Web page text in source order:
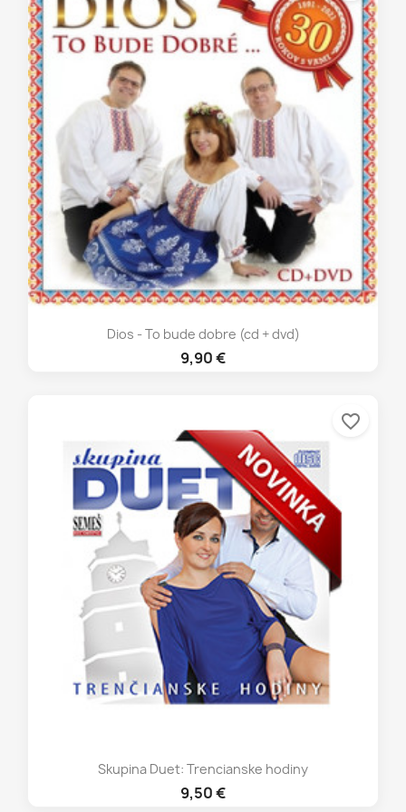
Dios - To bude dobre (cd + dvd)
9,90 €
Skupina Duet: Trencianske hodiny
9,50 €
favorite_border